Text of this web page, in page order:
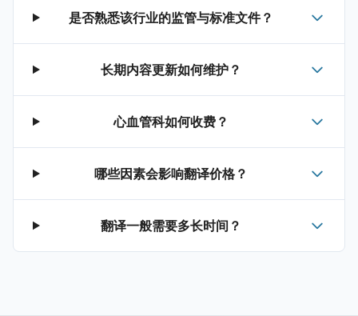
是否熟悉该行业的监管与标准文件？
长期内容更新如何维护？
心血管科如何收费？
哪些因素会影响翻译价格？
翻译一般需要多长时间？